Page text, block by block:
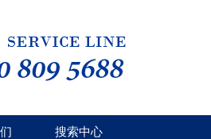
搜索中心